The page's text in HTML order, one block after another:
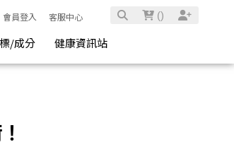
會員登入 客服中心 ()
/成分 健康資訊站